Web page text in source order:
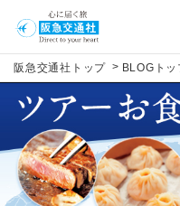
阪急交通社トップ > BLOGトッ